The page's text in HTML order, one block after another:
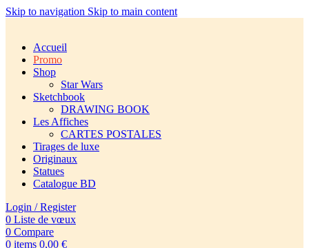
Skip to navigation Skip to main content
Accueil
Promo
Shop
Star Wars
Sketchbook
DRAWING BOOK
Les Affiches
CARTES POSTALES
Tirages de luxe
Originaux
Statues
Catalogue BD
Login / Register
0 Liste de vœux
0 Compare
0 items 0,00 €